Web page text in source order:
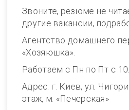
Звоните, резюме не
другие вакансии,
Агентство домашнего
«Хозяюшка».
Работаем с Пн по Пт с
Адрес: г. Киев, ул.
этаж, м. «Печерская»